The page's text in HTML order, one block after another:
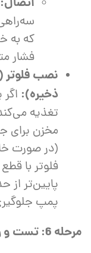
که به
فشار
نصب فلوتر
ذخیره):
تغذیه
مخزن برای
(در صورت
فلوتر با
پایین‌تر از
پمپ
مرحله 6: تست و راه‌اندازی